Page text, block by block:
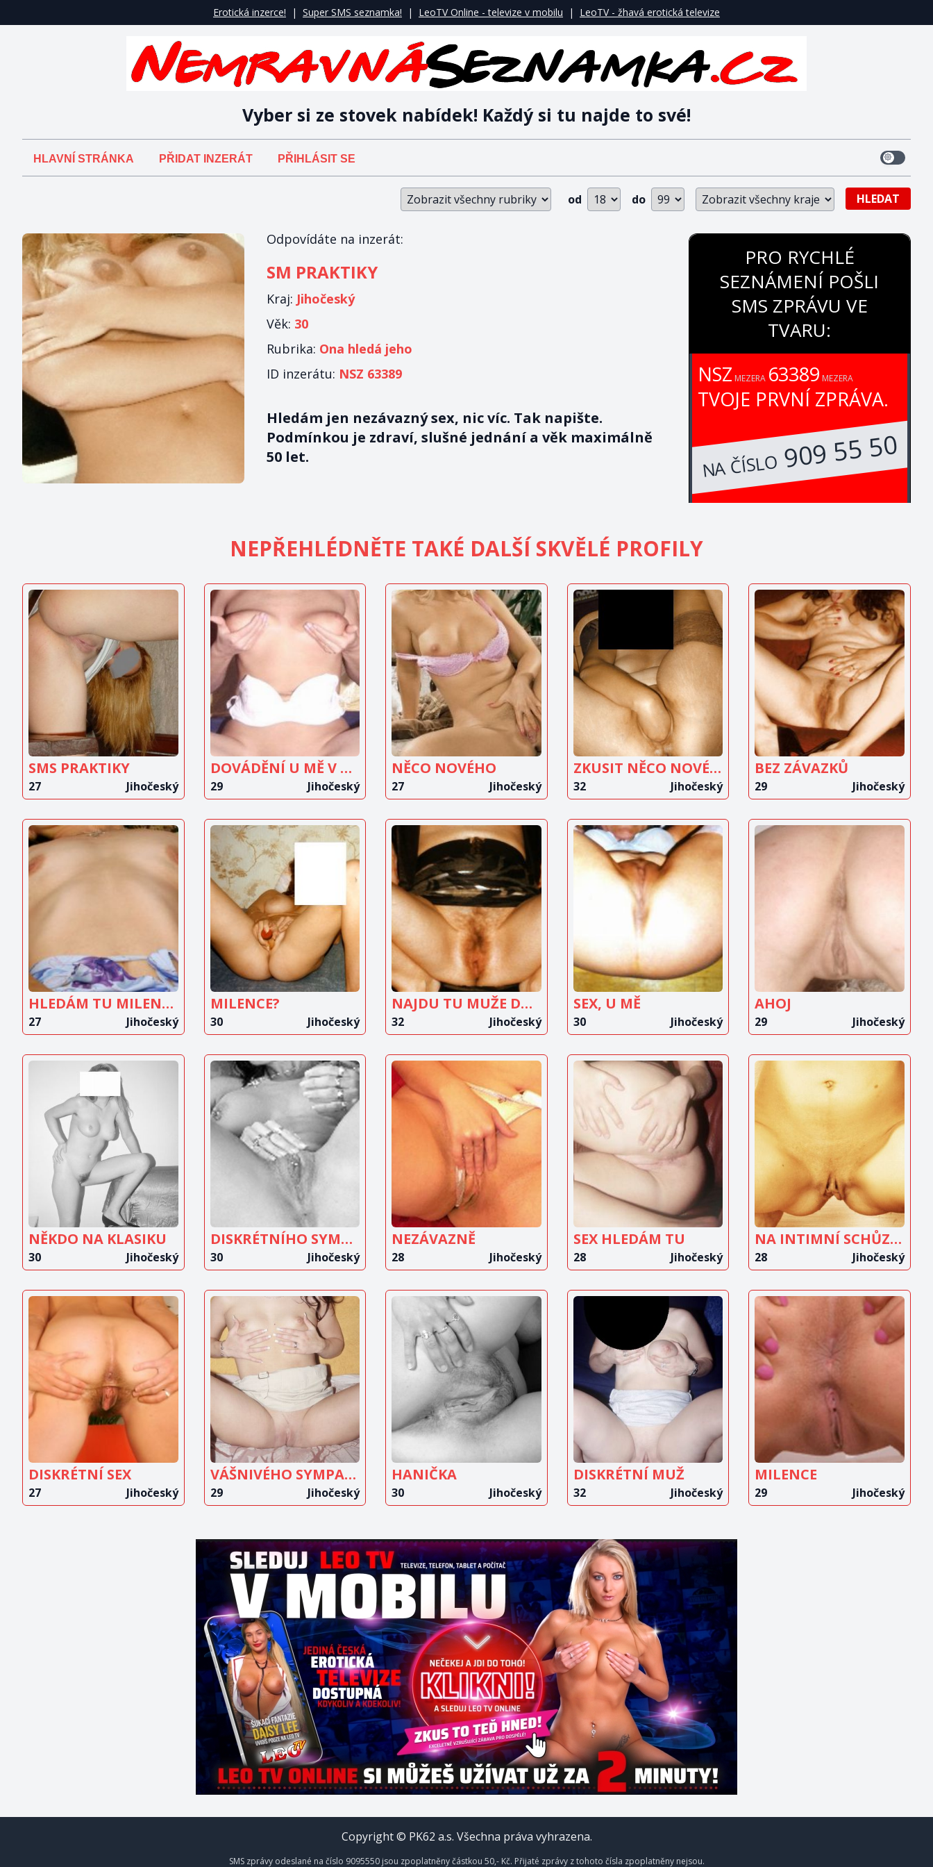
Erotická inzerce! | Super SMS seznamka! | LeoTV Online - televize v mobilu | LeoTV - žhavá erotická televize
Vyber si ze stovek nabídek! Každý si tu najde to své!
HLAVNÍ STRÁNKA PŘIDAT INZERÁT PŘIHLÁSIT SE
od do HLEDAT
Odpovídáte na inzerát:
SM PRAKTIKY
Kraj: Jihočeský
Věk: 30
Rubrika: Ona hledá jeho
ID inzerátu: NSZ 63389
Hledám jen nezávazný sex, nic víc. Tak napište.
Podmínkou je zdraví, slušné jednání a věk maximálně
50 let.
PRO RYCHLÉ
SEZNÁMENÍ POŠLI
SMS ZPRÁVU VE
TVARU:
NSZ MEZERA 63389 MEZERA
TVOJE PRVNÍ ZPRÁVA.
NA ČÍSLO909 55 50
NEPŘEHLÉDNĚTE TAKÉ DALŠÍ SKVĚLÉ PROFILY
ZOBRAZIT
INZERÁT
SMS PRAKTIKY
27 Jihočeský
ZOBRAZIT
INZERÁT
DOVÁDĚNÍ U MĚ V BYTĚ
29 Jihočeský
ZOBRAZIT
INZERÁT
NĚCO NOVÉHO
27 Jihočeský
ZOBRAZIT
INZERÁT
ZKUSIT NĚCO NOVÉHO
32 Jihočeský
ZOBRAZIT
INZERÁT
BEZ ZÁVAZKŮ
29 Jihočeský
ZOBRAZIT
HLEDÁM TU MILENCE
27 Jihočeský
ZOBRAZIT
INZERÁT
MILENCE?
30 Jihočeský
ZOBRAZIT
INZERÁT
NAJDU TU MUŽE DO 50 LET
32 Jihočeský
ZOBRAZIT
INZERÁT
SEX, U MĚ
30 Jihočeský
ZOBRAZIT
INZERÁT
AHOJ
29 Jihočeský
ZOBRAZIT
INZERÁT
NĚKDO NA KLASIKU
30 Jihočeský
ZOBRAZIT
INZERÁT
DISKRÉTNÍHO SYMPATICKÉHO MUŽE?
30 Jihočeský
ZOBRAZIT
INZERÁT
NEZÁVAZNĚ
28 Jihočeský
ZOBRAZIT
INZERÁT
SEX HLEDÁM TU
28 Jihočeský
ZOBRAZIT
INZERÁT
NA INTIMNÍ SCHŮZKY HLEDÁM DISKRÉTNÍHO MUŽE
28 Jihočeský
ZOBRAZIT
INZERÁT
DISKRÉTNÍ SEX
27 Jihočeský
ZOBRAZIT
INZERÁT
VÁŠNIVÉHO SYMPAŤÁKA
29 Jihočeský
ZOBRAZIT
INZERÁT
HANIČKA
30 Jihočeský
ZOBRAZIT
INZERÁT
DISKRÉTNÍ MUŽ
32 Jihočeský
ZOBRAZIT
INZERÁT
MILENCE
29 Jihočeský
Copyright © PK62 a.s. Všechna práva vyhrazena.
SMS zprávy odeslané na číslo 9095550 jsou zpoplatněny částkou 50,- Kč. Přijaté zprávy z tohoto čísla zpoplatněny nejsou.